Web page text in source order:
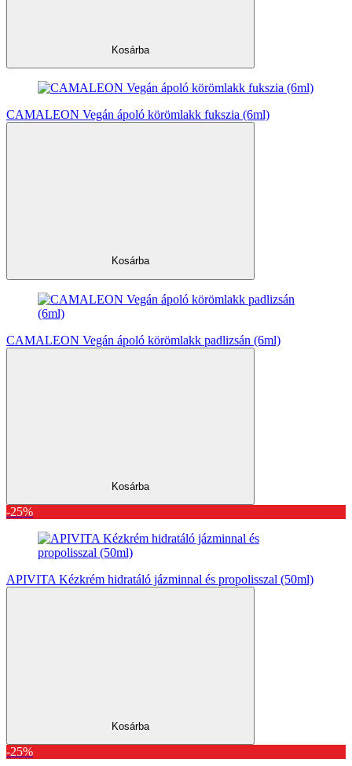
Kosárba
CAMALEON Vegán ápoló körömlakk fukszia (6ml)
Kosárba
CAMALEON Vegán ápoló körömlakk padlizsán (6ml)
Kosárba
-25%
APIVITA Kézkrém hidratáló jázminnal és propolisszal (50ml)
Kosárba
-25%